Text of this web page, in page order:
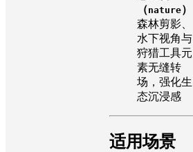
（nature）
森林剪影、
水下视角与
狩猎工具元
素无缝转
场，强化生
态沉浸感
适用场景